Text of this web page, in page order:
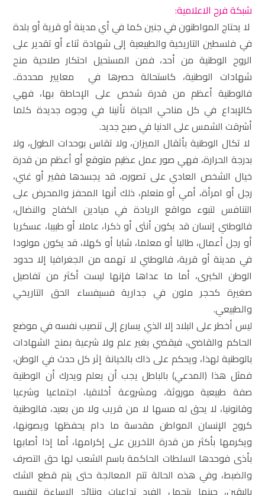
شبكة فرح الاعلامية:
لا يحتاج المواطنون في جنين كما في أي مدينة أو قرية أو بلدة
في فلسطين التاريخية والطبيعية إلى شهادة ثناء أو تقدير على
الروح الوطنية من أحد، فمن المستحيل احتكار صلاحية منح
شهادات الوطنية، كاستحالة حصرها في معايير محددة..
فالوطنية أعظم من قدرة شخص على الإحاطة بها، فهي
كالإبداع في كل مناحي الحياة تأتينا في وجوه جديدة كلما
أشرقت الشمس على الدنيا في صبح جديد.
لا تكال الوطنية بأثقال الميزان، ولا تقاس بوحدات الطول، ولا
بدرجة الحرارة، فهي صور عمل عظيم متوقع أو أعظم من قدرة
خيال الشخص العادي على تصوره، قد يجسدها فقير أو غني،
رجل أو امرأة، أمي أو متعلم، ذلك أنها المحفز والمحرض على
التنافس لتبوء مواقع الريادة في ميادين الكفاح والنضال،
فالوطني إنسان قد يكون أنثى أو ذكرا، عاملا أو طبيبا، عسكريا
أو رجل أعمال، طالبا أو معلما، شابا أو كهلا، قد يكون مولودا
في مدينة أو قرية، فالوطني لا تهمه من الجغرافيا إلا حدود
الوطن الكبرى، أما ما عداها فإنها ليست أكثر من تفاصيل
صغيرة كحجر ملون في جدارية فسيفساء الحق التاريخي
والطبيعي.
ليس أخطر على البلاد إلا الذي يسارع إلى تنصيب نفسه في موضع
الحاكم والقاضي، فيقضي بغير علم ولا شرعية بمنح الشهادات
بالوطنية لهذا، ويحكم على ذاك بالخيانة إثر كل حدث في الوطن،
فمثل هذا (المدعي) بالباطل يجب أن يعلم ويدرك أن الوطنية
صفة طبيعية موروثة، ومشروعة أخلاقيا، اجتماعيا وشرعيا
وقانونيا، لا يحق له مسها لا من قريب ولا من بعيد، فالوطنية
كروح الإنسان المواطن مقدسة ما دام يحفظها ويصونها،
ويكرمها بأكثر من قدرة الآخرين على إكرامها، أما إذا أصابها
بأذى فوحدها السلطات الحاكمة باسم الشعب لها حق التصرف
والضبط، وفي هذه الحالة تتم المعالجة حتى يتم قطع الشك
باليقين، حينها يتحمل الفرد تداعيات ونتائج الإساءة لنفسه